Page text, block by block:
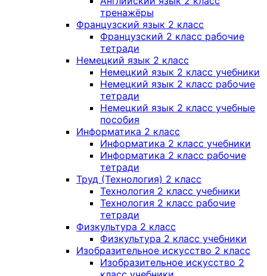
тренажёры
Французский язык 2 класс
Французский 2 класс рабочие
тетради
Немецкий язык 2 класс
Немецкий язык 2 класс учебники
Немецкий язык 2 класс рабочие
тетради
Немецкий язык 2 класс учебные
пособия
Информатика 2 класс
Информатика 2 класс учебники
Информатика 2 класс рабочие
тетради
Труд (Технология) 2 класс
Технология 2 класс учебники
Технология 2 класс рабочие
тетради
Физкультура 2 класс
Физкультура 2 класс учебники
Изобразительное искусство 2 класс
Изобразительное искусство 2